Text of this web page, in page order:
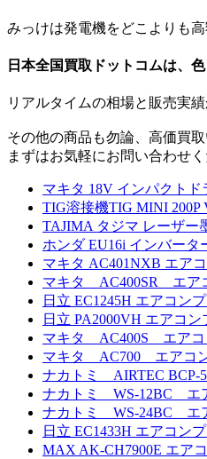
みっけは発電機をどこよりも
日本全国買取ドットコムは、
リアルタイムの相場と販売実
その他の商品も勿論、高価買取
まずはお気軽にお問い合わせく
マキタ 18V インパクト
TIG溶接機TIG MINI
TAJIMA タジマ レーザ
ホンダ EU16i インバー
マキタ AC401NXB エア
マキタ AC400SR エア
日立 EC1245H エアコン
日立 PA2000VH エアコ
マキタ AC400S エア
マキタ AC700 エアコ
ナカトミ AIRTEC
ナカトミ WS-12BC エ
ナカトミ WS-24BC エ
日立 EC1433H エアコン
MAX AK-CH7900E エア